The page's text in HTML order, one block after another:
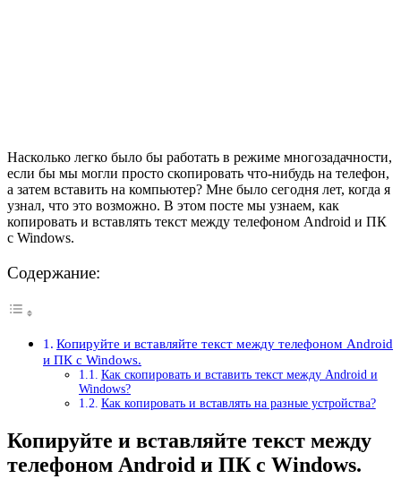
Насколько легко было бы работать в режиме многозадачности,
если бы мы могли просто скопировать что-нибудь на телефон,
а затем вставить на компьютер? Мне было сегодня лет, когда я
узнал, что это возможно. В этом посте мы узнаем, как
копировать и вставлять текст между телефоном Android и ПК
с Windows.
Содержание:
Копируйте и вставляйте текст между телефоном Android
и ПК с Windows.
Как скопировать и вставить текст между Android и
Windows?
Как копировать и вставлять на разные устройства?
Копируйте и вставляйте текст между
телефоном Android и ПК с Windows.